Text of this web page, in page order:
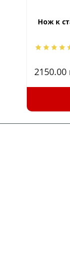
Нож к
2150.00